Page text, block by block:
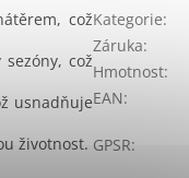
což
což
usnadňuje
životnost.
Kategorie:
Záruka:
Hmotnost:
EAN:
GPSR: